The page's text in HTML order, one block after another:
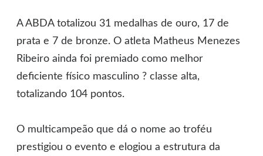
A ABDA totalizou 31 medalhas de ouro, 17 de
prata e 7 de bronze. O atleta Matheus Menezes
Ribeiro ainda foi premiado como melhor
deficiente físico masculino ? classe alta,
totalizando 104 pontos.
O multicampeão que dá o nome ao troféu
prestigiou o evento e elogiou a estrutura da